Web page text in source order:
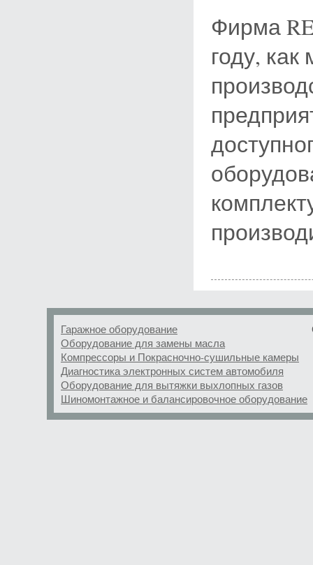
Фирма
году,
Гаражное оборудование
Оборудование для замены масла
Компрессоры и Покрасночно-сушильные камеры
Диагностика электронных систем автомобиля
Оборудование для вытяжки выхлопных газов
Шиномонтажное и балансировочное оборудование